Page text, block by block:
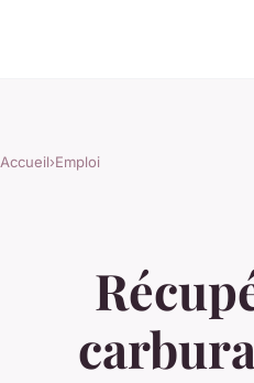
Accueil›Emploi